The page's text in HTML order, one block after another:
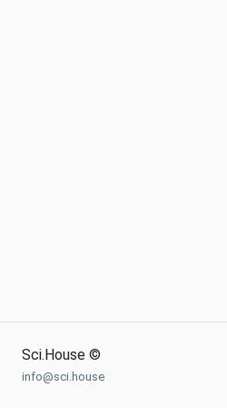
Sci.House ©
info@sci.house